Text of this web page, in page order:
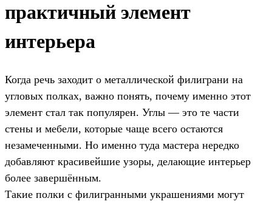
практичный элемент
интерьера
Когда речь заходит о металлической филиграни на
угловых полках, важно понять, почему именно этот
элемент стал так популярен. Углы — это те части
стены и мебели, которые чаще всего остаются
незамеченными. Но именно туда мастера нередко
добавляют красивейшие узоры, делающие интерьер
более завершённым.
Такие полки с филигранными украшениями могут